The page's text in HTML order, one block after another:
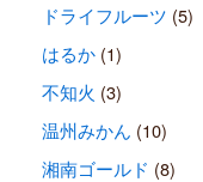
ドライフルーツ (5)
はるか(1)
不知火 (3)
温州みかん (10)
湘南ゴールド (8)